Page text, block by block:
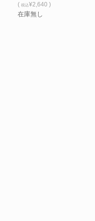
( 税込¥2,640 )
在庫無し